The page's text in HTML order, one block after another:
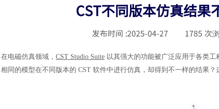
CST不同版本仿真结果
发布时间 :2025-04-27 1785 次
在电磁仿真领域， CST Studio Suite 以其强大的功能被广泛应用于各类
相同的模型在不同版本的 CST 软件中进行仿真，却得到不一样的结果